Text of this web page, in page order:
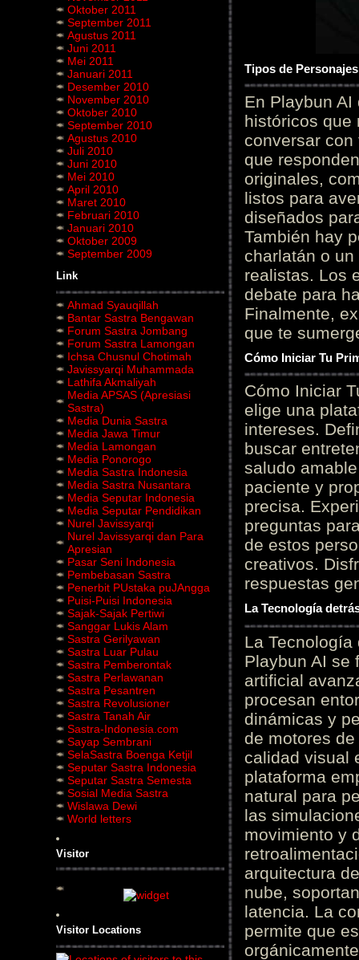
Oktober 2011
September 2011
Agustus 2011
Juni 2011
Mei 2011
Januari 2011
Desember 2010
November 2010
Oktober 2010
September 2010
Agustus 2010
Juli 2010
Juni 2010
Mei 2010
April 2010
Maret 2010
Februari 2010
Januari 2010
Oktober 2009
September 2009
Link
Ahmad Syauqillah
Bantar Sastra Bengawan
Forum Sastra Jombang
Forum Sastra Lamongan
Ichsa Chusnul Chotimah
Javissyarqi Muhammada
Lathifa Akmaliyah
Media APSAS (Apresiasi
Sastra)
Media Dunia Sastra
Media Jawa Timur
Media Lamongan
Media Ponorogo
Media Sastra Indonesia
Media Sastra Nusantara
Media Seputar Indonesia
Media Seputar Pendidikan
Nurel Javissyarqi
Nurel Javissyarqi dan Para
Apresian
Pasar Seni Indonesia
Pembebasan Sastra
Penerbit PUstaka puJAngga
Puisi-Puisi Indonesia
Sajak-Sajak Pertiwi
Sanggar Lukis Alam
Sastra Gerilyawan
Sastra Luar Pulau
Sastra Pemberontak
Sastra Perlawanan
Sastra Pesantren
Sastra Revolusioner
Sastra Tanah Air
Sastra-Indonesia.com
Sayap Sembrani
SelaSastra Boenga Ketjil
Seputar Sastra Indonesia
Seputar Sastra Semesta
Sosial Media Sastra
Wislawa Dewi
World letters
Visitor
Visitor Locations
Tipos de
En Playbun
históricos que
conversar
que
originales,
listos para
diseñados
También hay
charlatán o
realistas. Los
debate para
Finalmente,
que te
Cómo Iniciar Tu
Cómo Iniciar
elige una
intereses.
buscar
saludo
paciente y
precisa.
preguntas
de estos
creativos.
respuestas
La Tecnología
La
Playbun AI se
artificial
procesan
dinámicas y
de motores
calidad visual
plataforma
natural para
las
movimiento y
arquitectura
nube,
latencia. La
permite que